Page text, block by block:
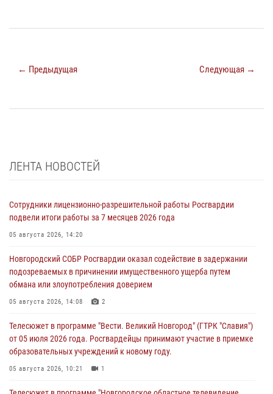
← Предыдущая Следующая →
ЛЕНТА НОВОСТЕЙ
Сотрудники лицензионно-разрешительной работы Росгвардии
подвели итоги работы за 7 месяцев 2026 года
05 августа 2026, 14:20
Новгородский СОБР Росгвардии оказал содействие в задержании
подозреваемых в причинении имущественного ущерба путем
обмана или злоупотребления доверием
05 августа 2026, 14:08 2
Телесюжет в программе "Вести. Великий Новгород" (ГТРК "Славия")
от 05 июля 2026 года. Росгвардейцы принимают участие в приемке
образовательных учреждений к новому году.
05 августа 2026, 10:21 1